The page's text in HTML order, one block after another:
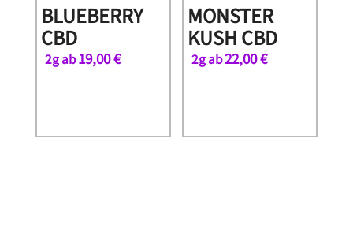
BLUEBERRY
CBD
2g ab19,00€
MONSTER
KUSH CBD
2g ab22,00€